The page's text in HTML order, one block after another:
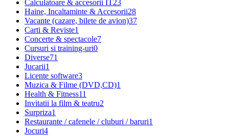
Calculatoare & accesorii IT23
Haine, Incaltaminte & Accesorii28
Vacante (cazare, bilete de avion)37
Carti & Reviste1
Concerte & spectacole7
Cursuri si training-uri0
Diverse71
Jucarii1
Licente software3
Muzica & Filme (DVD,CD)1
Health & Fitness11
Invitatii la film & teatru2
Surpriza1
Restaurante / cafenele / cluburi / baruri1
Jocuri4